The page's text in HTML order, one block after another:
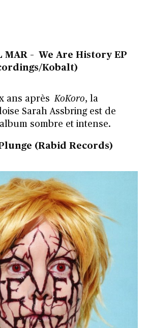
MAR – We Are History EP
Kobalt)
ans aprèsKoKoro, la
Sarah Assbring est de
sombre et intense.
(Rabid Records)